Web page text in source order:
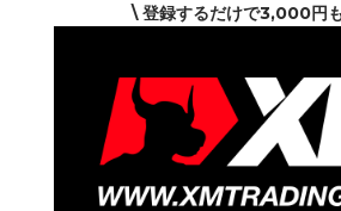
\ 登録するだけで3,000円